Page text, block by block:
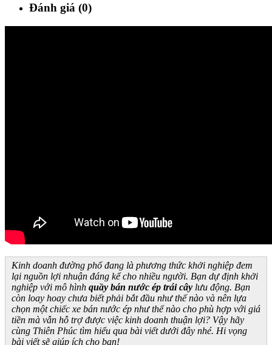
Đánh giá (0)
Kinh doanh đường phố đang là phương thức khởi nghiệp đem
lại nguồn lợi nhuận đáng kể cho nhiều người. Bạn dự định khởi
nghiệp với mô hình quầy bán nước ép trái cây lưu động. Bạn
còn loay hoay chưa biết phải bắt đầu như thế nào và nên lựa
chọn một chiếc xe bán nước ép như thế nào cho phù hợp với giá
tiền mà vẫn hỗ trợ được việc kinh doanh thuận lợi? Vậy hãy
cùng Thiên Phúc tìm hiểu qua bài viết dưới đây nhé. Hi vọng
bài viết sẽ giúp ích cho bạn!